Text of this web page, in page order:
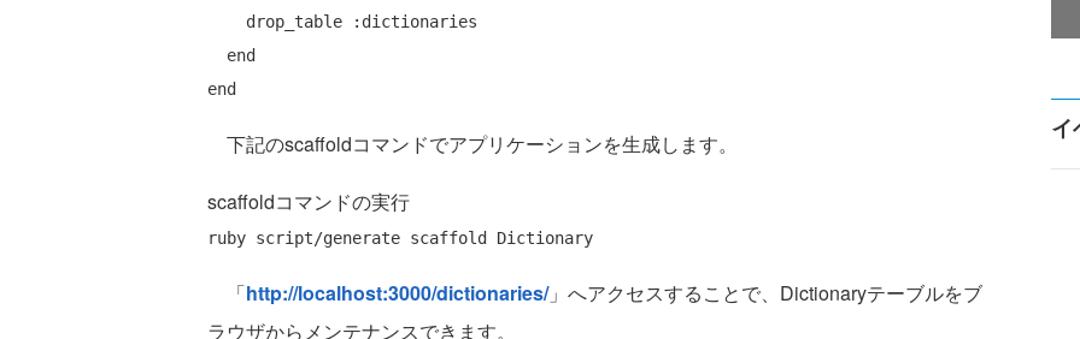
end
end
下記のscaffoldコマンドでアプリケーションを生成します。
scaffoldコマンドの実行
「http://localhost:3000/dictionaries/」へアクセスすることで、Dictionaryテーブルをブ
ラウザからメンテナンスできます。
イ